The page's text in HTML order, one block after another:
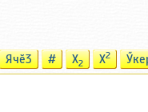
Ячӗ3 # X2 X2